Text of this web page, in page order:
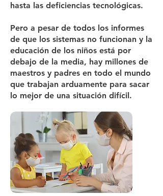
hasta las deficiencias tecnológicas.
Pero a pesar de todos los informes
de que los sistemas no funcionan y la
educación de los niños está por
debajo de la media, hay millones de
maestros y padres en todo el mundo
que trabajan arduamente para sacar
lo mejor de una situación difícil.